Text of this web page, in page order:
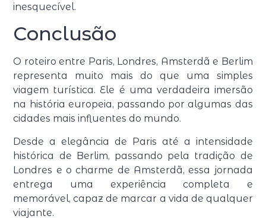
inesquecível.
Conclusão
O roteiro entre Paris, Londres, Amsterdã e Berlim
representa muito mais do que uma simples
viagem turística. Ele é uma verdadeira imersão
na história europeia, passando por algumas das
cidades mais influentes do mundo.
Desde a elegância de Paris até a intensidade
histórica de Berlim, passando pela tradição de
Londres e o charme de Amsterdã, essa jornada
entrega uma experiência completa e
memorável, capaz de marcar a vida de qualquer
viajante.